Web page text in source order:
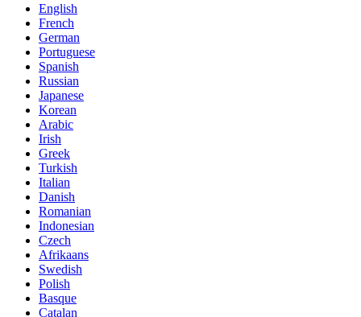
English
French
German
Portuguese
Spanish
Russian
Japanese
Korean
Arabic
Irish
Greek
Turkish
Italian
Danish
Romanian
Indonesian
Czech
Afrikaans
Swedish
Polish
Basque
Catalan